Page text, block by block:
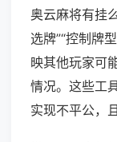
奥云麻将有挂
选牌”“控制牌
映其他玩家可
情况。这些工
实现不平公，